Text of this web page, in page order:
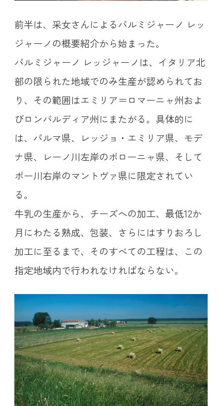
前半は、采女さんによるパルミジャーノ レッ
ジャーノの概要紹介から始まった。
パルミジャーノ レッジャーノは、イタリア北
部の限られた地域でのみ生産が認められてお
り、その範囲はエミリア＝ロマーニャ州およ
びロンバルディア州にまたがる。具体的に
は、パルマ県、レッジョ・エミリア県、モデ
ナ県、レーノ川左岸のボローニャ県、そして
ポー川右岸のマントヴァ県に限定されてい
る。
牛乳の生産から、チーズへの加工、最低12か
月にわたる熟成、包装、さらにはすりおろし
加工に至るまで、そのすべての工程は、この
指定地域内で行われなければならない。